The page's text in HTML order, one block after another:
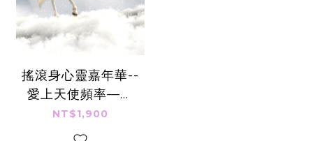
搖滾身心靈嘉年華--
愛上天使頻率—黛
安娜庫柏：靈魂揚
昇營
NT$1,900